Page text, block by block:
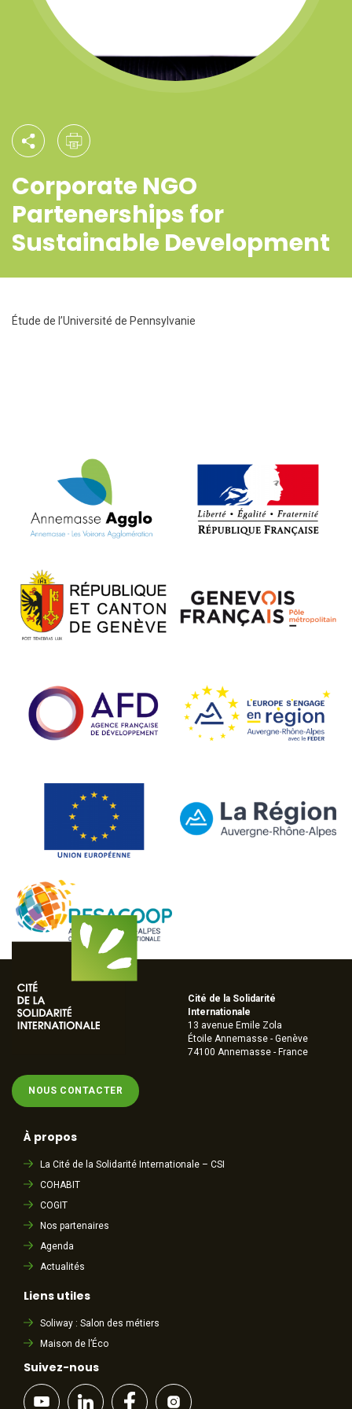
Corporate NGO
Partenerships for
Sustainable Development
Étude de l’Université de Pennsylvanie
NOUS CONTACTER
Cité de la Solidarité
Internationale
13 avenue Emile Zola
Étoile Annemasse - Genève
74100 Annemasse - France
À propos
La Cité de la Solidarité Internationale – CSI
COHABIT
COGIT
Nos partenaires
Agenda
Actualités
Liens utiles
Soliway : Salon des métiers
Maison de l’Éco
Suivez-nous